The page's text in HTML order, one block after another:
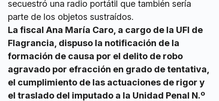
secuestró una radio portátil que también sería
parte de los objetos sustraídos.
La fiscal Ana María Caro, a cargo de la UFI de
Flagrancia, dispuso la notificación de la
formación de causa por el delito de robo
agravado por efracción en grado de tentativa,
el cumplimiento de las actuaciones de rigor y
el traslado del imputado a la Unidad Penal N.º